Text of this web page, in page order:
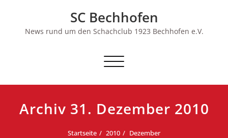
SC Bechhofen
News rund um den Schachclub 1923 Bechhofen e.V.
Schalte
Archiv 31. Dezember 2010
Startseite 2010 Dezember